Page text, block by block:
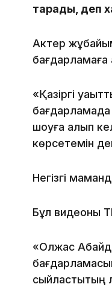
тарады, деп
Актер
бағдарламаға
«Қазіргі
шоуға алып
көрсетемін
Негізгі
Бұл видеоны
«Олжас
сыйластықтың